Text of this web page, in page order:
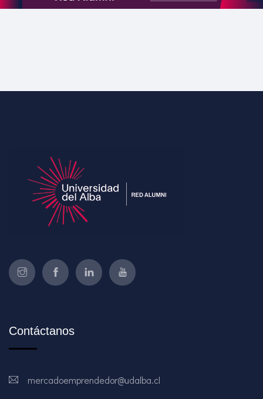
Contáctanos
mercadoemprendedor@udalba.cl